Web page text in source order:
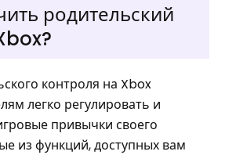
родительский
контроля на Xbox
легко регулировать и
привычки своего
из функций, доступных вам